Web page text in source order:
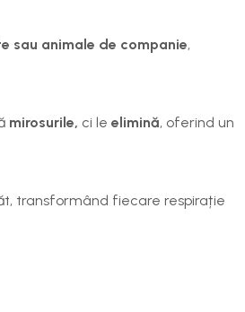
sau animale de companie,
mirosurile, ci le elimină, oferind un
transformând fiecare respirație